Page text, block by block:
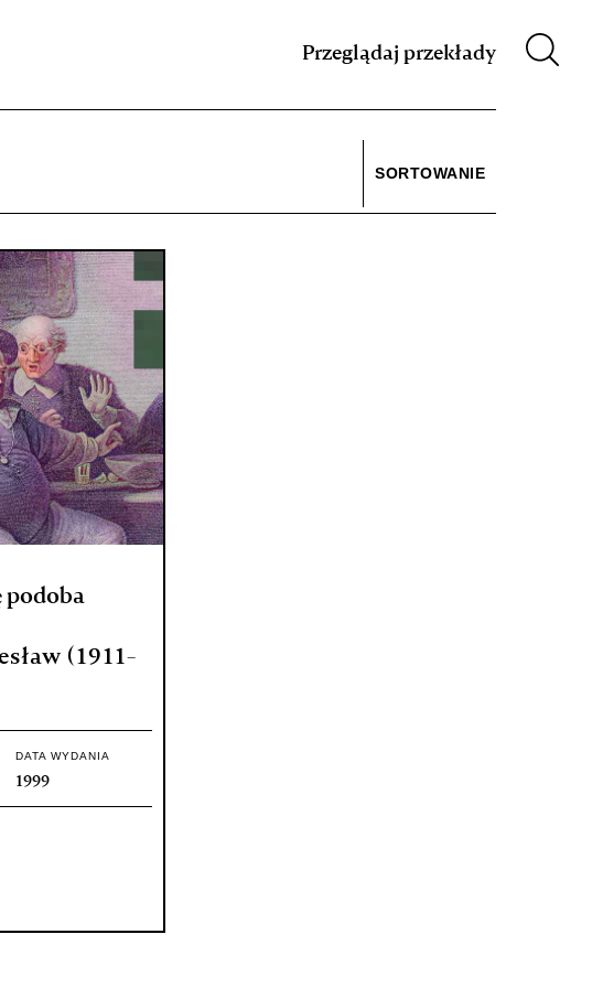
Przeglądaj przekłady
SORTOWANIE
podoba
(1911-
DATA WYDANIA
1999